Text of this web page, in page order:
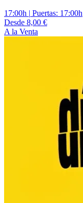
17:00h | Puertas: 17:00h
Desde 8,00 €
A la Venta